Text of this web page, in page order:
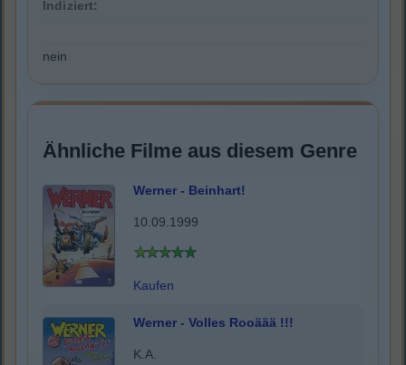
Indiziert:
nein
Ähnliche Filme aus diesem Genre
Werner - Beinhart!
10.09.1999
Kaufen
Werner - Volles Rooäää !!!
K.A.